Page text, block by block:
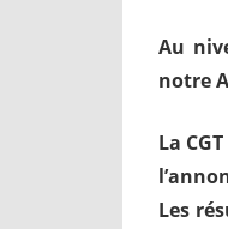
Au
notre
La
Les